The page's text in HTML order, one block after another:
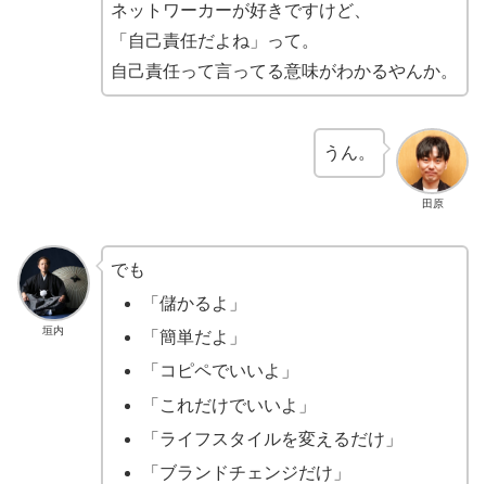
ネットワーカーが好きですけど、
「自己責任だよね」って。
自己責任って言ってる意味がわかるやんか。
田原
うん。
垣内
でも
「儲かるよ」
「簡単だよ」
「コピペでいいよ」
「これだけでいいよ」
「ライフスタイルを変えるだけ」
「ブランドチェンジだけ」